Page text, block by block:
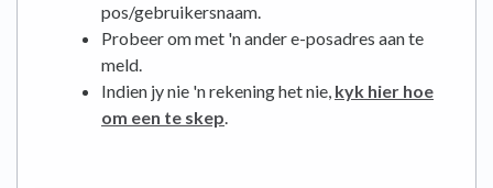
pos/gebruikersnaam.
Probeer om met 'n ander e-posadres aan te
meld.
Indien jy nie 'n rekening het nie, kyk hier hoe
om een ​​te skep.